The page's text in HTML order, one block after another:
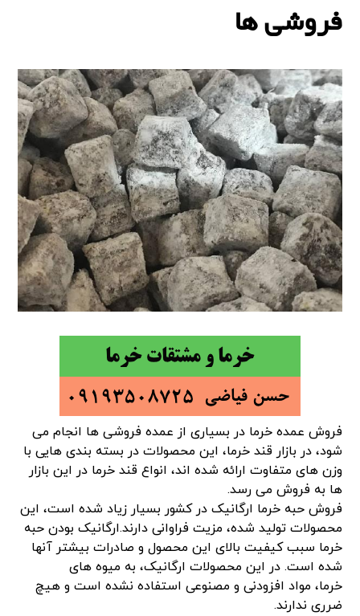
فروشی ها
فروش عمده خرما در بسیاری از عمده فروشی ها انجام می
شود، در بازار قند خرما، این محصولات در بسته بندی هایی با
وزن های متفاوت ارائه شده اند، انواع قند خرما در این بازار
ها به فروش می رسد.
فروش حبه خرما ارگانیک در کشور بسیار زیاد شده است، این
محصولاتتولید شده، مزیت فراوانی دارند.ارگانیک بودن حبه
خرما سبب کیفیت بالای این محصول و صادرات بیشتر آنها
شده است. در این محصولات ارگانیک، به میوه های
خرما، مواد افزودنی و مصنوعی استفاده نشده است و هیچ
ضرری ندارند.